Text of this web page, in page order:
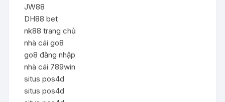
JW88
DH88 bet
nk88 trang chủ
nhà cái go8
go8 đăng nhập
nhà cái 789win
situs pos4d
situs pos4d